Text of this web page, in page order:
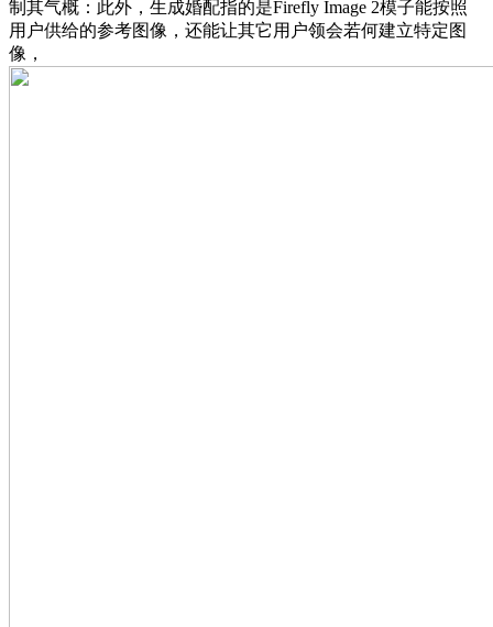
制其气概：此外，生成婚配指的是Firefly Image 2模子能按照
用户供给的参考图像，还能让其它用户领会若何建立特定图
像，